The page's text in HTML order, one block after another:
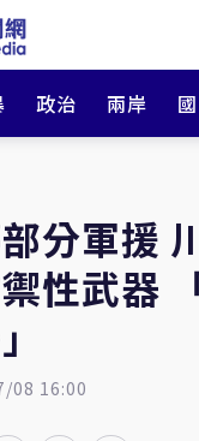
政治 兩岸
分軍援
性武器
08 16:00